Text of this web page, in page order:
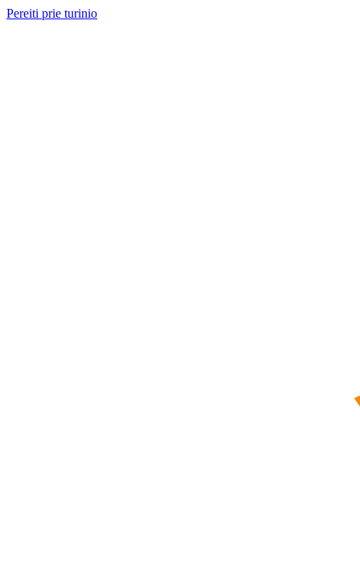
Pereiti prie turinio